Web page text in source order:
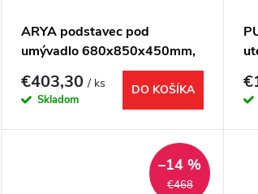
d
o
ARYA podstavec pod
umývadlo 680x850x450mm,
€403,30/ ks
Skladom
DO KOŠÍKA
€468
–14 %